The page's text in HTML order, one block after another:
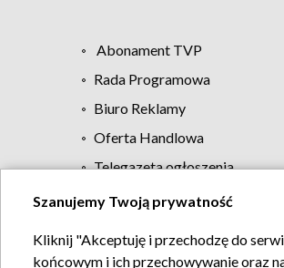
Abonament TVP
Rada Programowa
Biuro Reklamy
Oferta Handlowa
Telegazeta ogłoszenia
Szanujemy Twoją prywatność
Kliknij "Akceptuję i przechodzę do
końcowym i ich przechowywanie oraz